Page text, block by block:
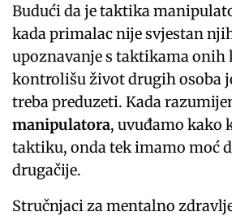
Budući da je taktika
kada primalac nije svjestan
upoznavanje s taktikama onih
kontrolišu život drugih osoba
treba preduzeti. Kada
manipulatora, uvuđamo kako
taktiku, onda tek imamo moć
drugačije.
Stručnjaci za mentalno